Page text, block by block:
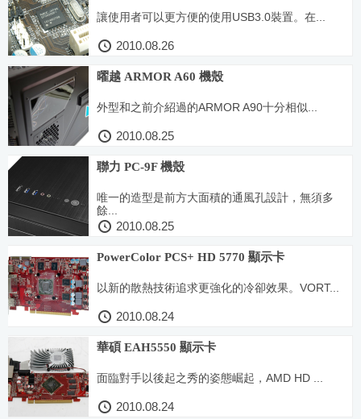
讓使用者可以更方便的使用USB3.0裝置。在...
2010.08.26
曜越 ARMOR A60 機殼
外型和之前介紹過的ARMOR A90十分相似...
2010.08.25
聯力 PC-9F 機殼
唯一的造型是前方大面積的通風孔設計，無須多
餘...
2010.08.25
PowerColor PCS+ HD 5770 顯示卡
以新的散熱技術追求更強化的冷卻效果。VORT...
2010.08.24
華碩 EAH5550 顯示卡
面臨對手以後起之秀的姿態崛起，AMD HD ...
2010.08.24